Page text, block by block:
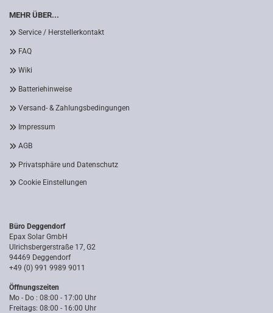
MEHR ÜBER...
Service / Herstellerkontakt
FAQ
Wiki
Batteriehinweise
Versand- & Zahlungsbedingungen
Impressum
AGB
Privatsphäre und Datenschutz
Cookie Einstellungen
Büro Deggendorf
Epax Solar GmbH
Ulrichsbergerstraße 17, G2
94469 Deggendorf
+49 (0) 991 9989 9011
Öffnungszeiten
Mo - Do : 08:00 - 17:00 Uhr
Freitags: 08:00 - 16:00 Uhr